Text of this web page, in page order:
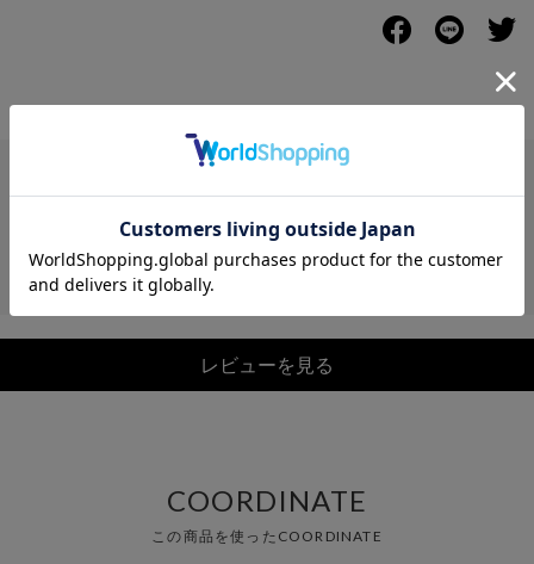
レビュー
レビューを見る
COORDINATE
この商品を使ったCOORDINATE